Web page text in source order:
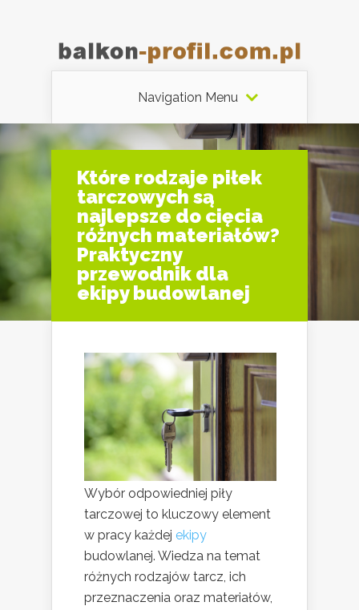
Navigation Menu
Które rodzaje piłek
tarczowych są
najlepsze do cięcia
różnych materiałów?
Praktyczny
przewodnik dla
ekipy budowlanej
Wybór odpowiedniej piły
tarczowej to kluczowy element
w pracy każdej ekipy
budowlanej. Wiedza na temat
różnych rodzajów tarcz, ich
przeznaczenia oraz materiałów,